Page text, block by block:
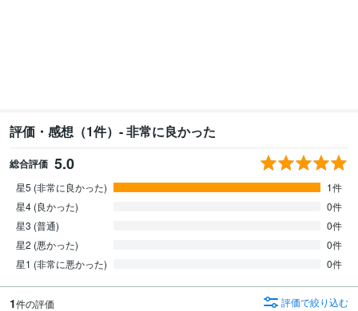
評価・感想（1件）- 非常に良かった
総合評価 5.0
星5 (非常に良かった)
1件
星4 (良かった)
0件
星3 (普通)
0件
星2 (悪かった)
0件
星1 (非常に悪かった)
0件
1件の評価 評価で絞り込む